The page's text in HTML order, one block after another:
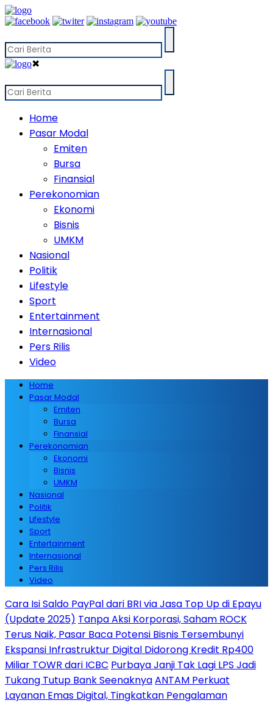
✖
Home
Pasar Modal
Emiten
Bursa
Finansial
Perekonomian
Ekonomi
Bisnis
UMKM
Nasional
Politik
Lifestyle
Sport
Entertainment
Internasional
Pers Rilis
Video
Home
Pasar Modal
Emiten
Bursa
Finansial
Perekonomian
Ekonomi
Bisnis
UMKM
Nasional
Politik
Lifestyle
Sport
Entertainment
Internasional
Pers Rilis
Video
Cara Isi Saldo PayPal dari BRI via Jasa Top Up di Epayu
(Update 2025) Tanpa Aksi Korporasi, Saham ROCK
Terus Naik, Pasar Baca Potensi Bisnis Tersembunyi
Ekspansi Infrastruktur Digital Didorong Kredit Rp400
Miliar TOWR dari ICBC Purbaya Janji Tak Lagi LPS Jadi
Tukang Tutup Bank SeenaknyaANTAM Perkuat
Layanan Emas Digital, Tingkatkan Pengalaman